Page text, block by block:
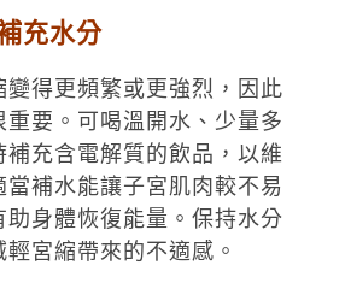
充水分
變得更頻繁或更強烈，因此
重要。可喝溫開水、少量多
補充含電解質的飲品，以維
補水能讓子宮肌肉較不易
身體恢復能量。保持水分
宮縮帶來的不適感。